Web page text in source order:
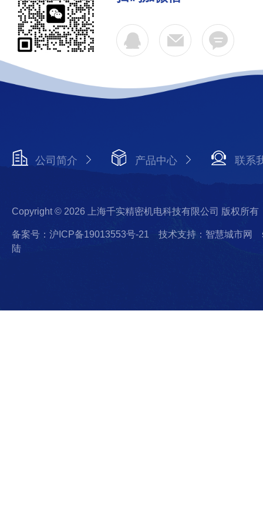
公司简介 产品中心 联系
Copyright © 2026 上海千实精密机电科技有限公司 版权所有
备案号：沪ICP备19013553号-21 技术支持：智慧城市网
陆